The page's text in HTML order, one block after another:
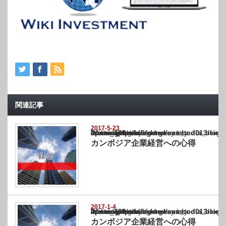
関連記事
2017-5-23
Warning
: Undefined array key "show_category" in
/home/netst/kuno-cpa.co.jp/public_html/cambodia_blog/wp-content/themes/
on line183
カンボジア企業経営への心得
2017-1-4
Warning
: Undefined array key "show_category" in
/home/netst/kuno-cpa.co.jp/public_html/cambodia_blog/wp-content/themes/
on line183
カンボジア企業経営への心得